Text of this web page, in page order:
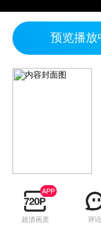
预览播放
超清画质 评论